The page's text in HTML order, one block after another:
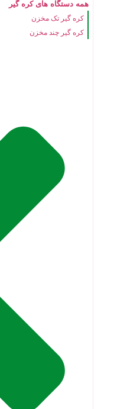
همه دستگاه های کره گیر
کره گیر تک مخزن
کره گیر چند مخزن